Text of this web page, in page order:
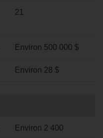
21
Environ 500 000 $
Environ 28 $
Environ 2 400